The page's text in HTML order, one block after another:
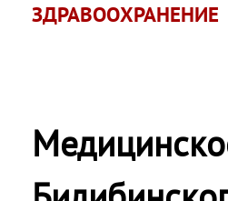
ЗДРАВООХРАНЕНИЕ